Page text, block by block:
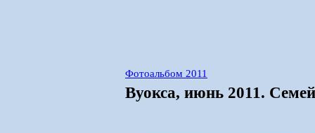
Фотоальбом 2011
Вуокса, июнь 2011.